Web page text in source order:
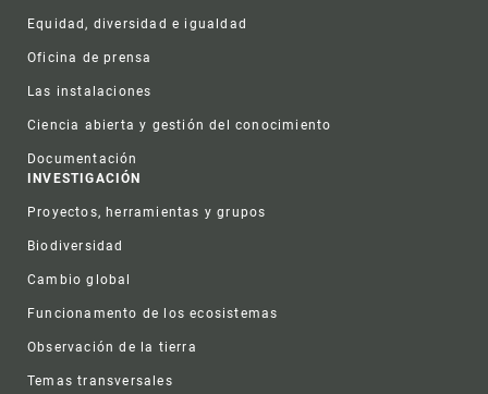
Equidad, diversidad e igualdad
Oficina de prensa
Las instalaciones
Ciencia abierta y gestión del conocimiento
Documentación
INVESTIGACIÓN
Proyectos, herramientas y grupos
Biodiversidad
Cambio global
Funcionamento de los ecosistemas
Observación de la tierra
Temas transversales